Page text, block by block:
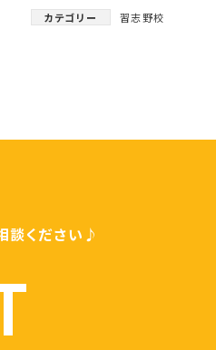
カテゴリー 習志野校
談ください♪